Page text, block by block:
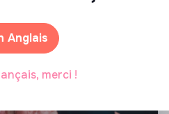
Anglais
merci !